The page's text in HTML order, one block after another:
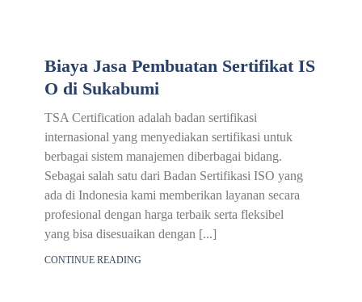
Biaya Jasa Pembuatan Sertifikat IS
O di Sukabumi
TSA Certification adalah badan sertifikasi
internasional yang menyediakan sertifikasi untuk
berbagai sistem manajemen diberbagai bidang.
Sebagai salah satu dari Badan Sertifikasi ISO yang
ada di Indonesia kami memberikan layanan secara
profesional dengan harga terbaik serta fleksibel
yang bisa disesuaikan dengan [...]
CONTINUE READING